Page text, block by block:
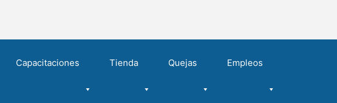
Capacitaciones Tienda Quejas Empleos